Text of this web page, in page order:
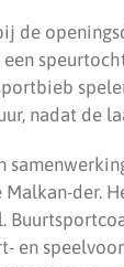
de
nadat de
der.
en